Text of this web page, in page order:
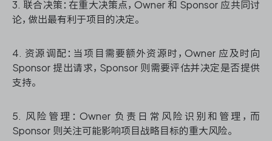
3. 联合决策：在重大决策点，Owner 和 Sponsor 应共同讨
论，做出最有利于项目的决定。
4. 资源调配：当项目需要额外资源时，Owner 应及时向
Sponsor 提出请求，Sponsor 则需要评估并决定是否提供
支持。
5. 风险管理：Owner 负责日常风险识别和管理，而
Sponsor 则关注可能影响项目战略目标的重大风险。